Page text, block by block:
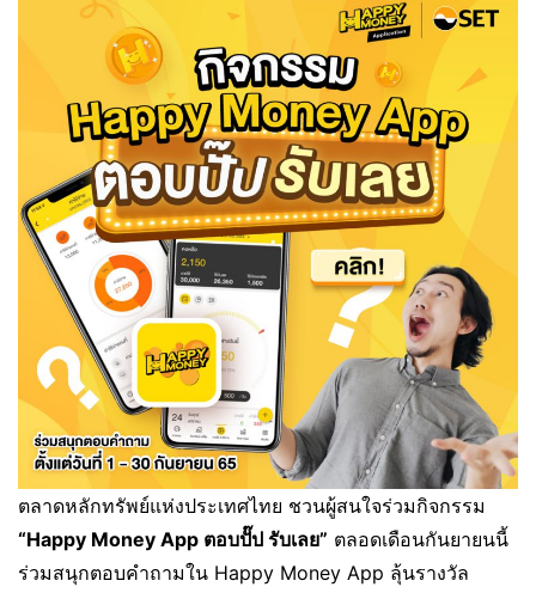
ตลาดหลักทรัพย์แห่งประเทศไทย ชวนผู้สนใจร่วมกิจกรรม
“Happy Money App ตอบปั๊ป รับเลย” ตลอดเดือนกันยายนนี้
ร่วมสนุกตอบคำถามใน Happy Money App ลุ้นรางวัล